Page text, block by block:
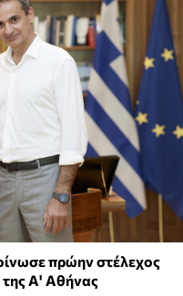
πρώην στέλεχος
Α' Αθήνας